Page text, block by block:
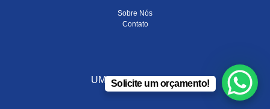
Sobre Nós
Contato
UMA EMPRESA DO
Solicite um orçamento!